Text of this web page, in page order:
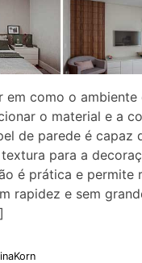
em como o ambiente
o material e a
de parede é capaz
para a
é prática e permite
rapidez e sem